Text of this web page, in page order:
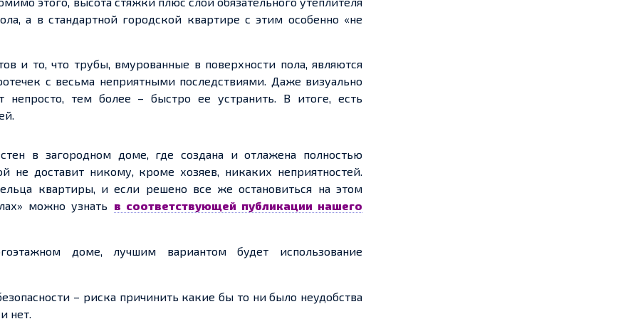
а в стандартной городской квартире с этим особенно «не
и то, что трубы, вмурованные в поверхности пола, являются
с весьма неприятными последствиями. Даже визуально
непросто, тем более – быстроее устранить. В итоге, есть
в загородном доме, где создана и отлажена полностью
не доставит никому, кроме хозяев, никаких неприятностей.
квартиры, и если решено все же остановиться на этом
можно узнать в соответствующей публикации нашего
доме, лучшим вариантом будет использование
– риска причинить какие бы то ни было неудобства
нет.